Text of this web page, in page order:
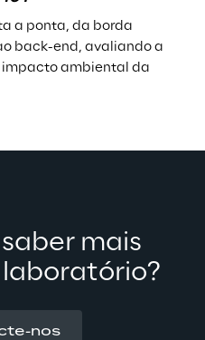
a ponta, da borda
back-end, avaliando a
ambiental da
mais
laboratório?
nos